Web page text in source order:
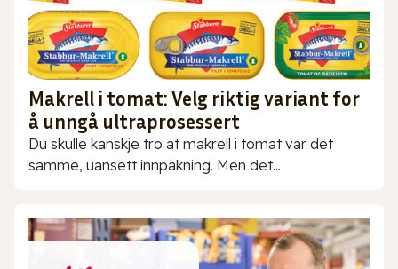
Makrell i tomat: Velg riktig variant for
å unngå ultraprosessert
Du skulle kanskje tro at makrell i tomat var det
samme, uansett innpakning. Men det...